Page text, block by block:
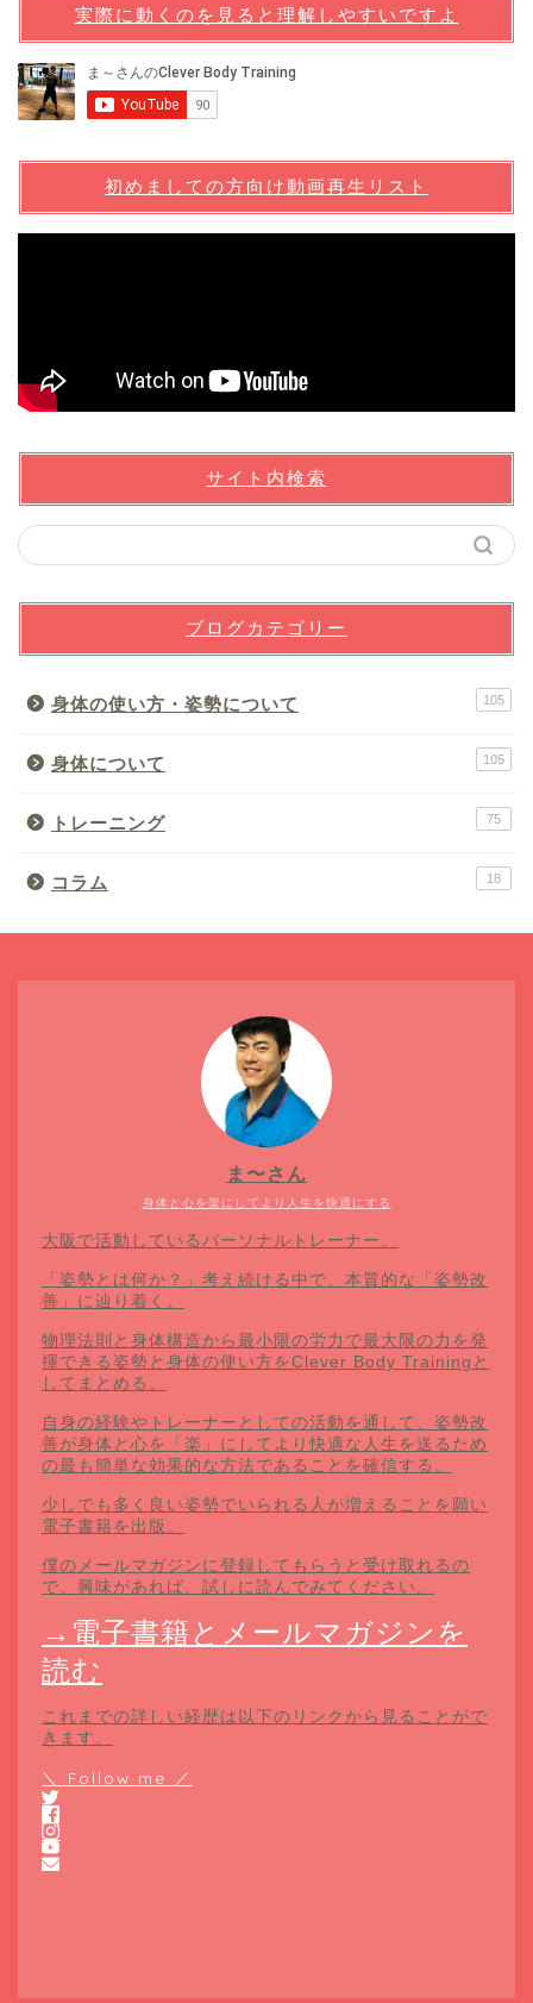
実際に動くのを見ると理解しやすいですよ
初めましての方向け動画再生リスト
サイト内検索
ブログカテゴリー
身体の使い方・姿勢について 105
身体について 105
トレーニング 75
コラム 18
身体と心を楽にしてより人生を快適にする
ま〜さん
大阪で活動しているパーソナルトレーナー。
「姿勢とは何か？」考え続ける中で、本質的な「姿勢改
善」に辿り着く。
物理法則と身体構造から最小限の労力で最大限の力を発
揮できる姿勢と身体の使い方をClever Body Trainingと
してまとめる。
自身の経験やトレーナーとしての活動を通して、姿勢改
善が身体と心を「楽」にしてより快適な人生を送るため
の最も簡単な効果的な方法であることを確信する。
少しでも多く良い姿勢でいられる人が増えることを願い
電子書籍を出版。
僕のメールマガジンに登録してもらうと受け取れるの
で、興味があれば、試しに読んでみてください。
→電子書籍とメールマガジンを
読む
これまでの詳しい経歴は以下のリンクから見ることがで
きます。
＼ Follow me ／